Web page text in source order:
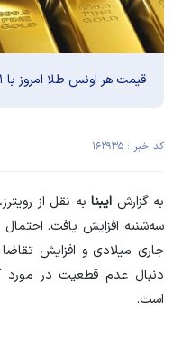
قیمت هر اونس طلا امروز با ۰.۰۱ درصد افزایش به ۲۳۲۴ دلار رسید.
کد خبر : ۱۶۲۹۳۵
به گزارش ایبنا به نقل از
سه‌شنبه افزایش یافت. احتمال
جاری میلادی و افزایش
دنبال عدم قطعیت در
است.